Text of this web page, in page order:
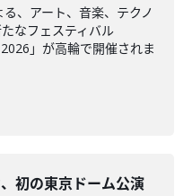
、アート、音楽、テクノ
なフェスティバル
」が高輪で開催されま
初の東京ドーム公演